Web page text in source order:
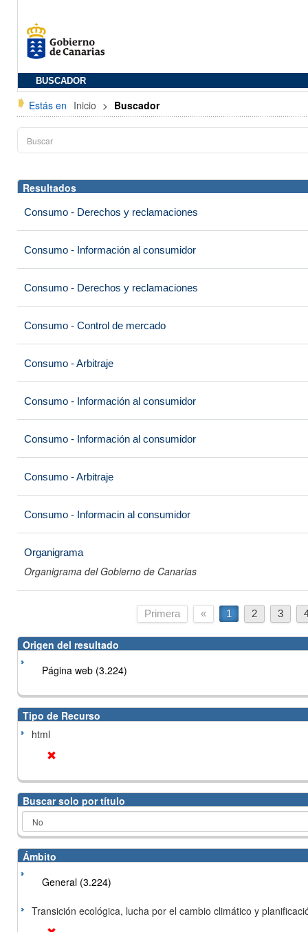
BUSCADOR
Estás en Inicio > Buscador
Resultados
Consumo - Derechos y reclamaciones
Consumo - Información al consumidor
Consumo - Derechos y reclamaciones
Consumo - Control de mercado
Consumo - Arbitraje
Consumo - Información al consumidor
Consumo - Información al consumidor
Consumo - Arbitraje
Consumo - Informacin al consumidor
Organigrama
Organigrama del Gobierno de Canarias
Primera « 1 2 3
Origen del resultado
Página web (3.224)
Tipo de Recurso
html
Buscar solo por título
Ámbito
General (3.224)
Transición ecológica, lucha por el cambio climático y